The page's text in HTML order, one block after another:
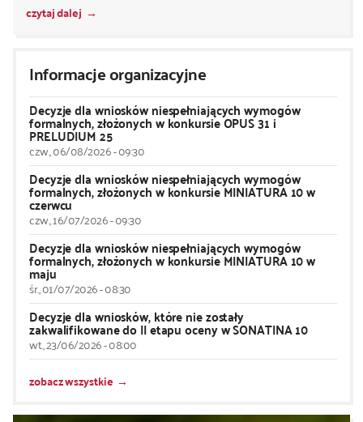
czytaj dalej
Informacje organizacyjne
Decyzje dla wniosków niespełniających wymogów
formalnych, złożonych w konkursie OPUS 31 i
PRELUDIUM 25
czw., 06/08/2026 - 09:30
Decyzje dla wniosków niespełniających wymogów
formalnych, złożonych w konkursie MINIATURA 10 w
czerwcu
czw., 16/07/2026 - 09:30
Decyzje dla wniosków niespełniających wymogów
formalnych, złożonych w konkursie MINIATURA 10 w
maju
śr., 01/07/2026 - 08:30
Decyzje dla wniosków, które nie zostały
zakwalifikowane do II etapu oceny w SONATINA 10
wt., 23/06/2026 - 08:00
zobacz wszystkie